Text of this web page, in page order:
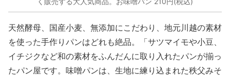
天然酵母、国産小麦、無添加にこだわり、地元川越の素材
を使った手作りパンはどれも絶品。「サツマイモや小豆、
イチジクなど和の素材をふんだんに取り入れたパンが揃っ
たパン屋です。味噌パンは、生地に練り込まれた秩父みそ